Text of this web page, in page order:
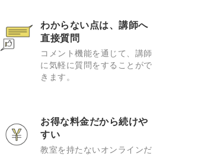
わからない点は、講師へ
直接質問
コメント機能を通じて、講師
に気軽に質問をすることがで
きます。
お得な料金だから続けや
すい
教室を持たないオンラインだ